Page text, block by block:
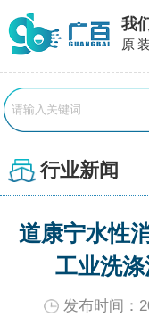
我
原
行业新闻
道康宁水性
工业洗
发布时间：